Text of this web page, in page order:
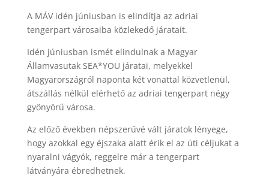
A MÁV idén júniusban is elindítja az adriai
tengerpart városaiba közlekedő járatait.
Idén júniusban ismét elindulnak a Magyar
Államvasutak SEA*YOU járatai, melyekkel
Magyarországról naponta két vonattal közvetlenül,
átszállás nélkül elérhető az adriai tengerpart négy
gyönyörű városa.
Az előző években népszerűvé vált járatok lényege,
hogy azokkal egy éjszaka alatt érik el az úti céljukat a
nyaralni vágyók, reggelre már a tengerpart
látványára ébredhetnek.